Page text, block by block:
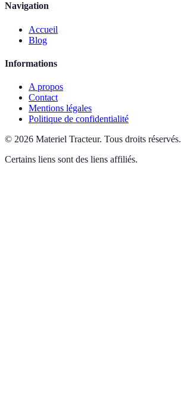
Navigation
Accueil
Blog
Informations
A propos
Contact
Mentions légales
Politique de confidentialité
© 2026 Materiel Tracteur. Tous droits réservés.
Certains liens sont des liens affiliés.